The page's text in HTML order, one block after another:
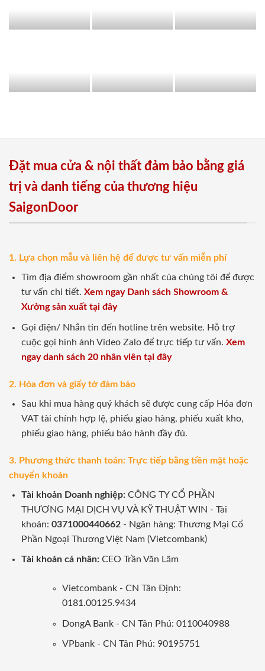
Đặt mua cửa & nội thất đảm bảo bằng giá
trị và danh tiếng của thương hiệu
SaigonDoor
1. Lựa chọn mẫu và liên hệ để được tư vấn miễn phí
Tìm địa điểm showroom gần nhất của chúng tôi để được
tư vấn chi tiết. Xem ngay Danh sách Showroom &
Xưởng sản xuất tại đây
Gọi điện/ Nhắn tin đến hotline trên website. Hỗ trợ
cuộc gọi hình ảnh Video Zalo để trực tiếp tư vấn. Xem
ngay danh sách 20 nhân viên tại đây
2. Hóa đơn và giấy tờ đảm bảo
Sau khi mua hàng quý khách sẽ được cung cấp Hóa đơn
VAT tài chính hợp lệ, phiếu giao hàng, phiếu xuất kho,
phiếu giao hàng, phiếu bảo hành đầy đủ.
3. Phương thức thanh toán: Trực tiếp bằng tiền mặt hoặc
chuyển khoản
Tài khoản Doanh nghiệp:CÔNG TY CỔ PHẦN
THƯƠNG MẠI DỊCH VỤ VÀ KỸ THUẬT WIN - Tài
khoản: 0371000440662- Ngân hàng: Thương Mại Cổ
Phần Ngoại Thương Việt Nam (Vietcombank)
Tài khoản cá nhân: CEO Trần Văn Lãm
Vietcombank - CN Tân Định:
0181.00125.9434
DongA Bank - CN Tân Phú: 0110040988
VPbank - CN Tân Phú: 90195751